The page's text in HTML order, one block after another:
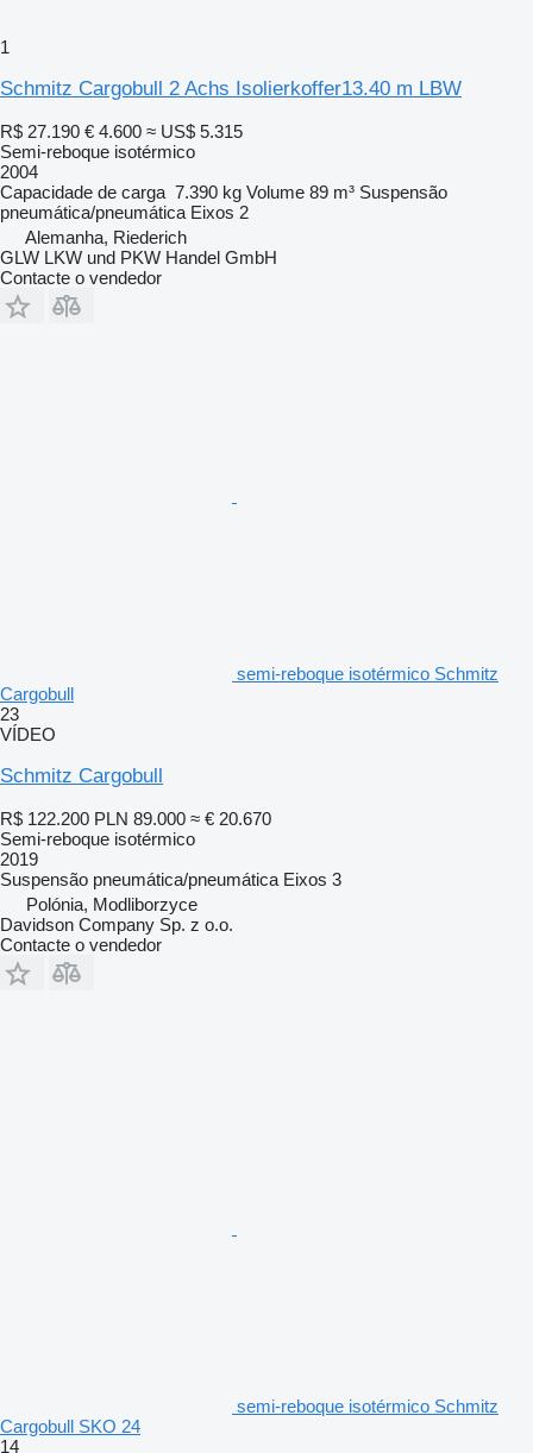
1
Schmitz Cargobull 2 Achs Isolierkoffer13.40 m LBW
R$ 27.190 € 4.600 ≈ US$ 5.315
Semi-reboque isotérmico
2004
Capacidade de carga 7.390 kg Volume 89 m³ Suspensão
pneumática/pneumática Eixos 2
Alemanha, Riederich
GLW LKW und PKW Handel GmbH
Contacte o vendedor
semi-reboque isotérmico Schmitz
Cargobull
23
VÍDEO
Schmitz Cargobull
R$ 122.200 PLN 89.000 ≈ € 20.670
Semi-reboque isotérmico
2019
Suspensão pneumática/pneumática Eixos 3
Polónia, Modliborzyce
Davidson Company Sp. z o.o.
Contacte o vendedor
semi-reboque isotérmico Schmitz
Cargobull SKO 24
14